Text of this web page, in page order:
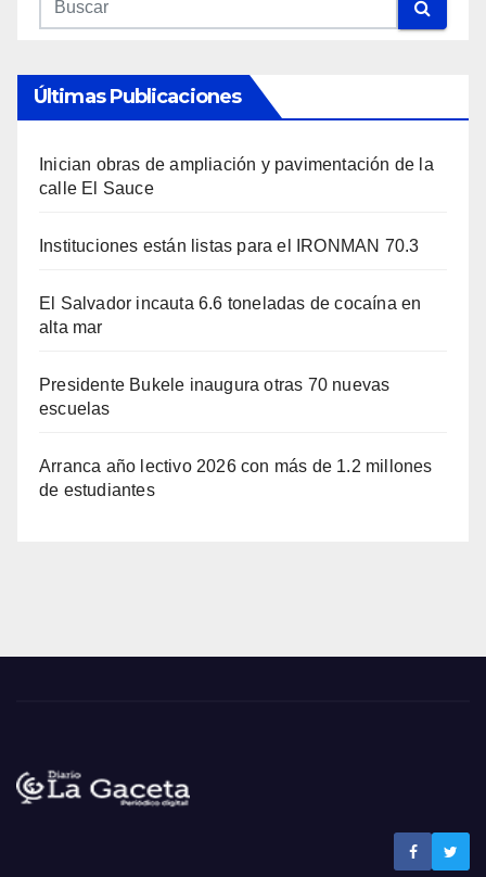
Últimas Publicaciones
Inician obras de ampliación y pavimentación de la
calle El Sauce
Instituciones están listas para el IRONMAN 70.3
El Salvador incauta 6.6 toneladas de cocaína en
alta mar
Presidente Bukele inaugura otras 70 nuevas
escuelas
Arranca año lectivo 2026 con más de 1.2 millones
de estudiantes